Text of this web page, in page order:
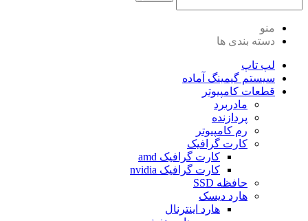
منو
دسته بندی ها
لپ تاپ
سیستم گیمینگ آماده
قطعات کامپیوتر
مادربرد
پردازنده
رم کامپیوتر
کارت گرافیک
کارت گرافیک amd
کارت گرافیک nvidia
حافظه SSD
هارد دیسک
هارد اینترنال